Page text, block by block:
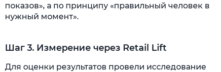
показов», а по принципу «правильный человек в
нужный момент».
Шаг 3. Измерение через Retail Lift
Для оценки результатов провели исследование